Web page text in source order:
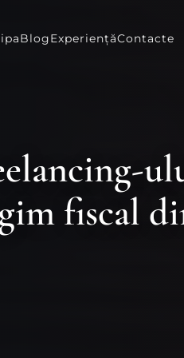
BlogExperiențăContacte
fiscal